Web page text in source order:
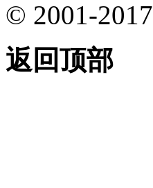
© 2001-2017
返回顶部